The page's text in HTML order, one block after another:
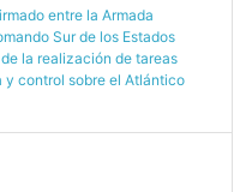
entre la Armada
Sur de los Estados
la realización de tareas
control sobre el Atlántico